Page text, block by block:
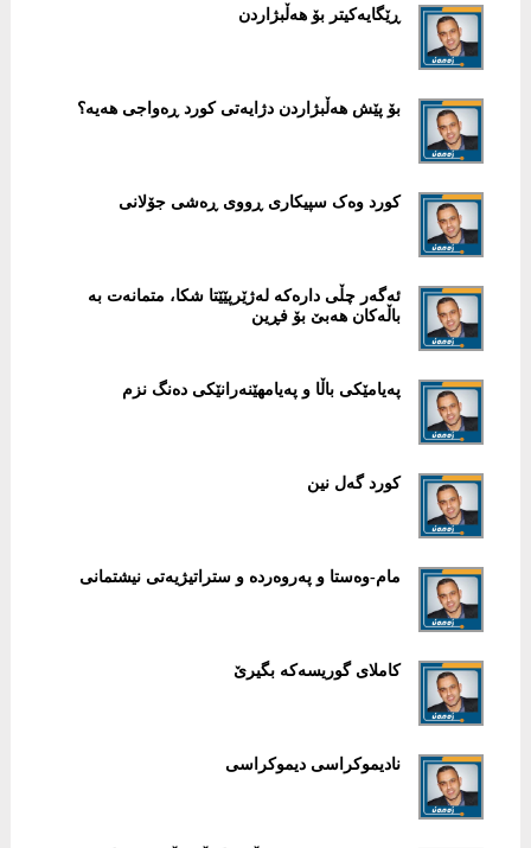
ڕێگایەکیتر بۆ هەڵبژاردن
بۆ پێش هەڵبژاردن دژایەتی کورد ڕەواجی هەیە؟
کورد وەک سپیکاری ڕووی ڕەشی جۆلانی
ئەگەر چڵی دارەکە لەژێرپێێتا شکا، متمانەت بە
باڵەکان هەبێ بۆ فڕین
پەیامێکی باڵا و پەیامهێنەرانێکی دەنگ نزم
کورد گەل نین
مام-وەستا و پەروەردە و ستراتیژیەتی نیشتمانی
کاملای گوریسەکە بگیرێ
نادیموکراسی دیموکراسی